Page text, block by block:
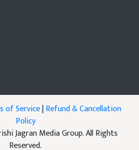
of Service|Refund & Cancellation
Policy
Jagran Media Group. All Rights
Reserved.